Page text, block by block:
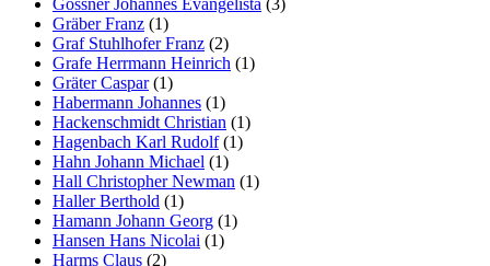
Gräber Franz (1)
Graf Stuhlhofer Franz (2)
Grafe Herrmann Heinrich (1)
Gräter Caspar(1)
Habermann Johannes (1)
Hackenschmidt Christian (1)
Hagenbach Karl Rudolf(1)
Hahn Johann Michael (1)
Hall Christopher Newman (1)
Haller Berthold (1)
Hamann Johann Georg (1)
Hansen Hans Nicolai (1)
Harms Claus (2)